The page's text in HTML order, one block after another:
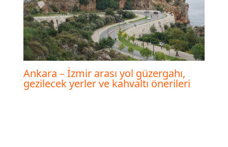
Ankara – İzmir arası yol güzergahı,
gezilecek yerler ve kahvaltı önerileri